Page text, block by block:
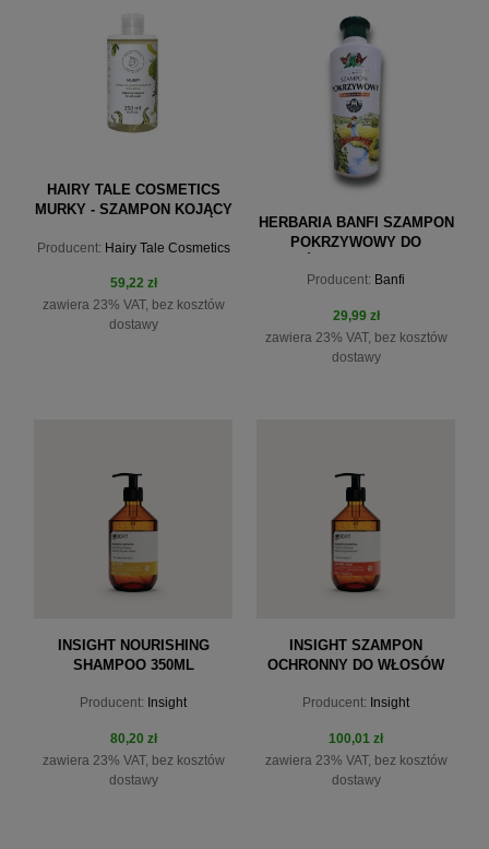
do koszyka do koszyka
HAIRY TALE COSMETICS
MURKY - SZAMPON KOJĄCY
Producent: Hairy Tale Cosmetics
59,22 zł
zawiera 23% VAT, bez kosztów
dostawy
HERBARIA BANFI SZAMPON
POKRZYWOWY DO
Producent: Banfi
29,99 zł
zawiera 23% VAT, bez kosztów
dostawy
INSIGHT NOURISHING
SHAMPOO 350ML
Producent: Insight
80,20 zł
zawiera 23% VAT, bez kosztów
dostawy
INSIGHT SZAMPON
OCHRONNY DO WŁOSÓW
HAIR 350ML
Producent: Insight
100,01 zł
zawiera 23% VAT, bez kosztów
dostawy